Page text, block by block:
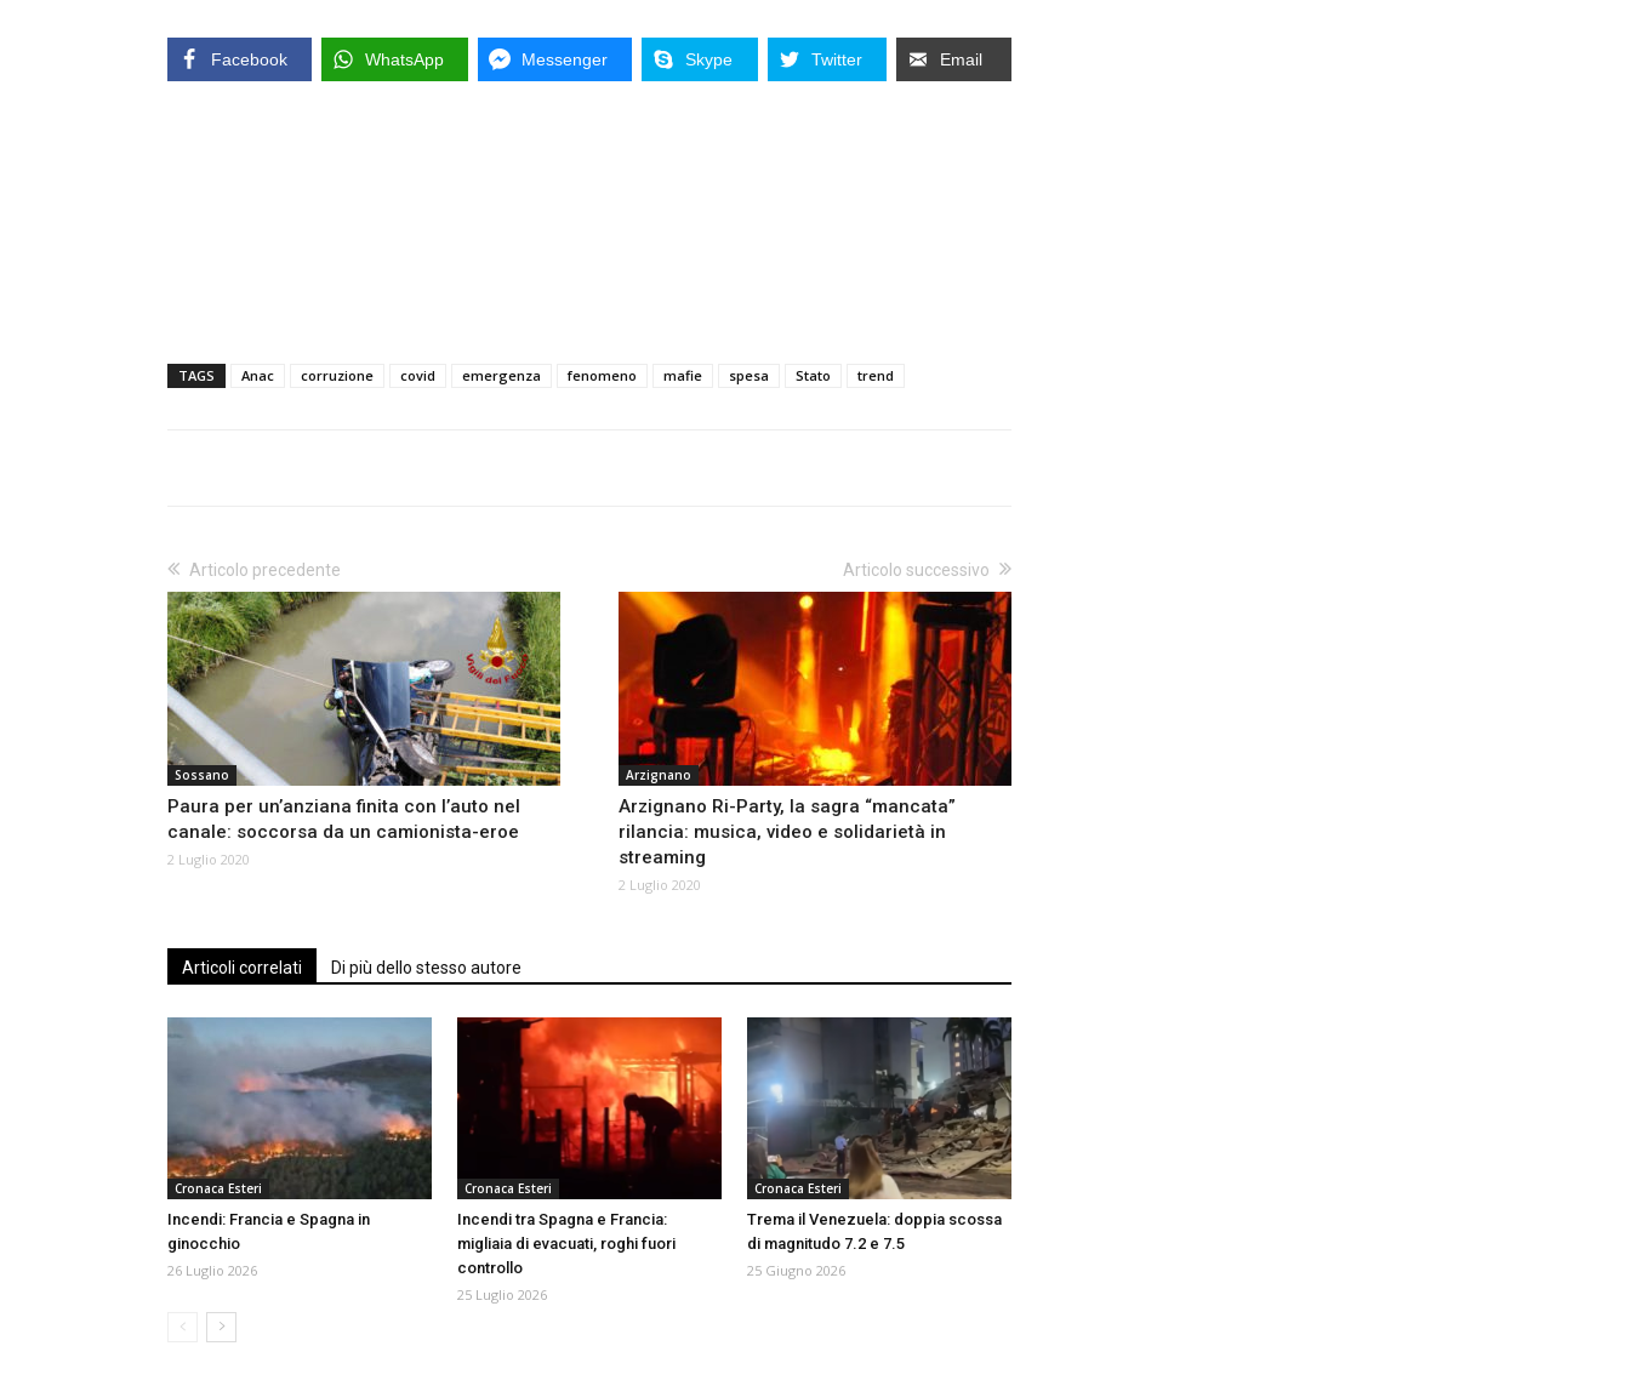
Facebook WhatsApp Messenger Skype Twitter Email
TAGS Anac corruzione covid emergenza fenomeno mafie spesa Stato trend
Articolo precedente
Sossano
Paura per un’anziana finita con l’auto nel
canale: soccorsa da un camionista-eroe
2 Luglio 2020
Articolo successivo
Arzignano
Arzignano Ri-Party, la sagra “mancata”
rilancia: musica, video e solidarietà in
streaming
2 Luglio 2020
Articoli correlati Di più dello stesso autore
Cronaca Esteri
Incendi: Francia e Spagna in
ginocchio
26 Luglio 2026
Cronaca Esteri
Incendi tra Spagna e Francia:
migliaia di evacuati, roghi fuori
controllo
25 Luglio 2026
Cronaca Esteri
Trema il Venezuela: doppia scossa
di magnitudo 7.2 e 7.5
25 Giugno 2026